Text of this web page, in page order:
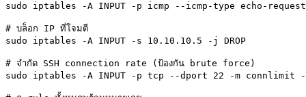
sudo iptables -A INPUT -p icmp --icmp-type echo-request
# บล็อก IP ที่โจมตี
sudo iptables -A INPUT -s 10.10.10.5 -j DROP
# จำกัด SSH connection rate (ป้องกัน brute force)
sudo iptables -A INPUT -p tcp --dport 22 -m connlimit